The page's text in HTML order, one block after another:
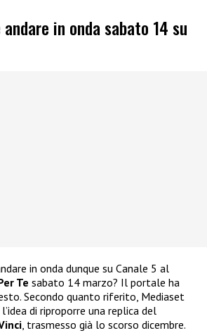
in onda sabato 14 su
in onda dunque su Canale 5 al
Te sabato 14 marzo? Il portale ha
Secondo quanto riferito, Mediaset
di riproporre una replica del
, trasmesso già lo scorso dicembre.